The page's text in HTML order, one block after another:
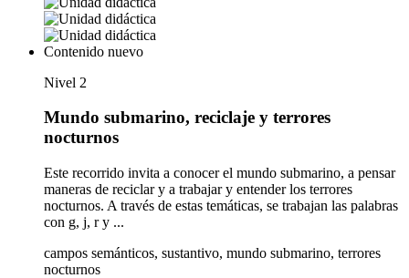
Contenido nuevo
Nivel 2
Mundo submarino, reciclaje y terrores
nocturnos
Este recorrido invita a conocer el mundo submarino, a pensar
maneras de reciclar y a trabajar y entender los terrores
nocturnos. A través de estas temáticas, se trabajan las palabras
con g, j, r y ...
campos semánticos, sustantivo, mundo submarino, terrores
nocturnos